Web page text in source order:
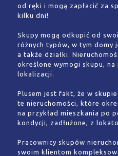
od ręki i mogą zapłacić za
kilku dni!
Skupy mogą odkupić od
różnych typów, w tym domy
a także działki.
określone wymogi skupu, na
lokalizacji.
Plusem jest fakt, że w
te nieruchomości, które
na przykład mieszkania po
kondycji, zadłużone, z
Pracownicy skupów
swoim klientom